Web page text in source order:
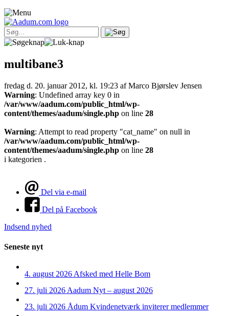
multibane3
fredag d. 20. januar 2012, kl. 19:23 af Marco Bjørslev Jensen
Warning: Undefined array key 0 in
/var/www/aadum.com/public_html/wp-
content/themes/aadum/single.php on line 28
Warning: Attempt to read property "cat_name" on null in
/var/www/aadum.com/public_html/wp-
content/themes/aadum/single.php on line 28
i kategorien .
Del via e-mail
Del på Facebook
Indsend nyhed
Seneste nyt
4. august 2026 Afsked med Helle Bom
27. juli 2026 Aadum Nyt – august 2026
23. juli 2026 Ådum Kvindenetværk inviterer medlemmer